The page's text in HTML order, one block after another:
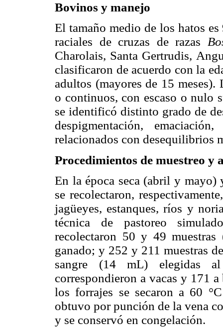
Bovinos y manejo
El tamaño medio de los hatos
raciales de cruzas de razas
Charolais, Santa Gertrudis,
clasificaron de acuerdo con la
adultos (mayores de 15 meses).
o continuos, con escaso o nulo
se identificó distinto grado de
despigmentación,
relacionados con desequilibrios
Procedimientos de muestreo y
En la época seca (abril y mayo)
se recolectaron,
jagüeyes, estanques, ríos y
técnica de pastoreo
recolectaron 50 y 49
ganado; y 252 y 211 muestras
sangre (14 mL) elegidas
correspondieron a vacas y 171
los forrajes se secaron a 60
obtuvo por punción de la vena
y se conservó en congelación.